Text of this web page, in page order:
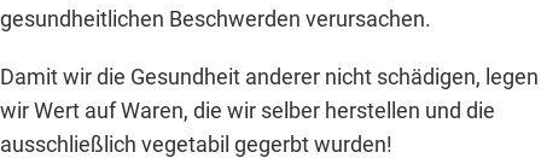
gesundheitlichen Beschwerden verursachen.
Damit wir die Gesundheit anderer nicht schädigen, legen
wir Wert auf Waren, die wir selber herstellen und die
ausschließlich vegetabil gegerbt wurden!